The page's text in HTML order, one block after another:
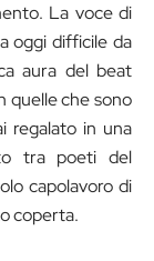
La voce di
oggi difficile da
aura del beat
quelle che sono
regalato in una
tra poeti del
capolavoro di
coperta.